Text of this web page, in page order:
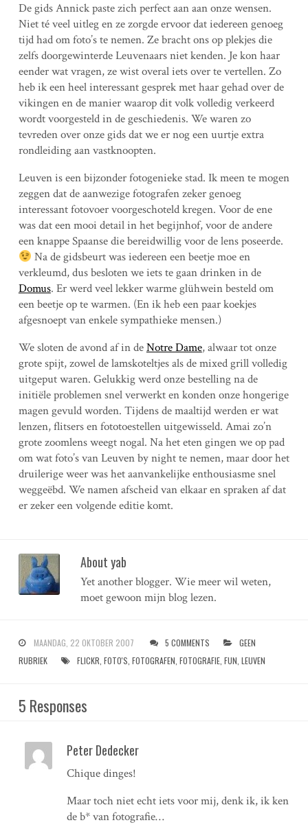
De gids Annick paste zich perfect aan aan onze wensen.
Niet té veel uitleg en ze zorgde ervoor dat iedereen genoeg
tijd had om foto’s te nemen. Ze bracht ons op plekjes die
zelfs doorgewinterde Leuvenaars niet kenden. Je kon haar
eender wat vragen, ze wist overal iets over te vertellen. Zo
heb ik een heel interessant gesprek met haar gehad over de
vikingen en de manier waarop dit volk volledig verkeerd
wordt voorgesteld in de geschiedenis. We waren zo
tevreden over onze gids dat we er nog een uurtje extra
rondleiding aan vastknoopten.
Leuven is een bijzonder fotogenieke stad. Ik meen te mogen
zeggen dat de aanwezige fotografen zeker genoeg
interessant fotovoer voorgeschoteld kregen. Voor de ene
was dat een mooi detail in het begijnhof, voor de andere
een knappe Spaanse die bereidwillig voor de lens poseerde.
Na de gidsbeurt was iedereen een beetje moe en
verkleumd, dus besloten we iets te gaan drinken in de
Domus. Er werd veel lekker warme glühwein besteld om
een beetje op te warmen. (En ik heb een paar koekjes
afgesnoept van enkele sympathieke mensen.)
We sloten de avond af in deNotre Dame, alwaar tot onze
grote spijt, zowel de lamskoteltjes als de mixed grill volledig
uitgeput waren. Gelukkig werd onze bestelling na de
initiële problemen snel verwerkt en konden onze hongerige
magen gevuld worden. Tijdens de maaltijd werden er wat
lenzen, flitsers en fototoestellen uitgewisseld. Amai zo’n
grote zoomlens weegt nogal. Na het eten gingen we op pad
om wat foto’s van Leuven by night te nemen, maar door het
druilerige weer was het aanvankelijke enthousiasme snel
weggeëbd. We namen afscheid van elkaar en spraken af dat
er zeker een volgende editie komt.
About yab
Yet another blogger. Wie meer wil weten,
moet gewoon mijn blog lezen.
MAANDAG, 22 OKTOBER 2007 5 COMMENTS
GEEN
RUBRIEK
FLICKR FOTO'S FOTOGRAFEN FOTOGRAFIE, FUN LEUVEN
5 Responses
Peter Dedecker
Chique dinges!
Maar toch niet echt iets voor mij, denk ik, ik ken
de b* van fotografie…